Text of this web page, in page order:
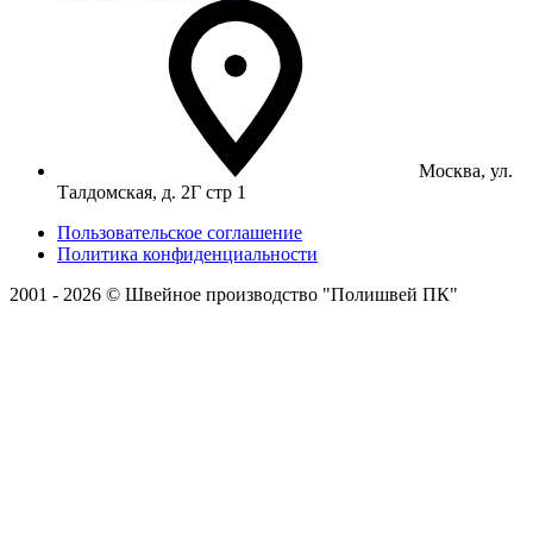
Москва, ул.
Талдомская, д. 2Г стр 1
Пользовательское соглашение
Политика конфиденциальности
2001 - 2026 © Швейное производство "Полишвей ПК"